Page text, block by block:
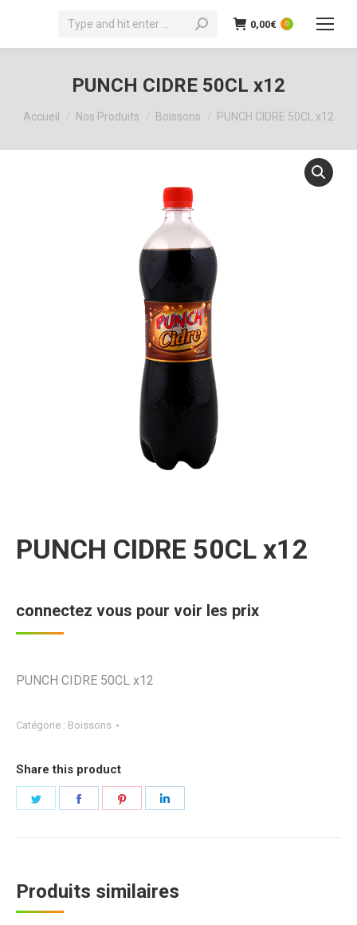
Recherche
0,00€ 0
PUNCH CIDRE 50CL x12
Vous êtes ici :
Accueil Nos Produits Boissons PUNCH CIDRE 50CL x12
PUNCH CIDRE 50CL x12
connectez vous pour voir les prix
PUNCH CIDRE 50CL x12
Catégorie : Boissons
Share this product
Partager
Partager Partager
Produits similaires